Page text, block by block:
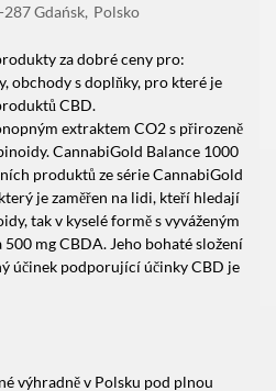
287Gdańsk Polsko
za dobré ceny pro:
obchody s doplňky, pro které je
CBD.
extraktem CO2 s přirozeně
CannabiGold Balance 1000
produktů ze série CannabiGold
je zaměřen na lidi, kteří hledají
tak v kyselé formě s vyváženým
mg CBDA. Jeho bohaté složení
účinek podporující účinky CBD je
výhradně v Polsku pod plnou